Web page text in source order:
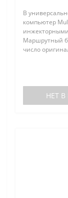
В
компьютер
Маршрутный
число
НЕТ